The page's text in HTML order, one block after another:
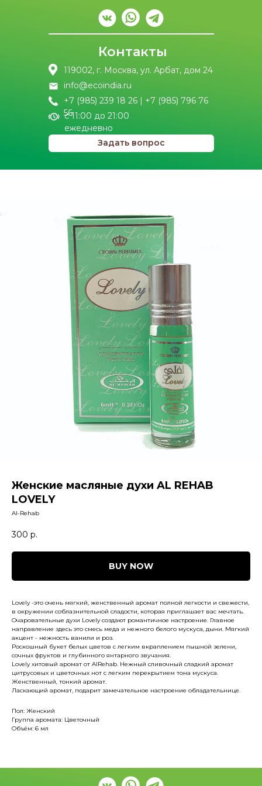
Контакты
119002, г. Москва, ул. Арбат, дом 24
info@ecoindia.ru
Задать вопрос
с 11:00 до 21:00
ежедневно
+7 (985) 239 18 26 | +7 (985) 796 76
56
Женские масляные духи AL REHAB
LOVELY
Al-Rehab
300 р.
BUY NOW
Lovely -это очень мягкий, женственный аромат полной легкости и свежести,
в окружении соблазнительной сладости, которая приглашает вас мечтать.
Очаровательные духи Lovely создают романтичное настроение. Главное
направление здесь это смесь меда и нежного белого мускуса, дыни. Мягкий
акцент - нежность ванили и роз.
Роскошный букет белых цветов с легким вкраплением пышной зелени,
сочных фруктов и глубинного янтарного звучания.
Lovely хитовый аромат от AlRehab. Нежный сливочный сладкий аромат
цитрусовых и цветочных нот с легким перекрытием тона мускуса.
Женственный, тонкий аромат.
Ласкающий аромат, подарит замечательное настроение обладательнице.
Пол: Женский
Группа аромата: Цветочный
Объём: 6 мл